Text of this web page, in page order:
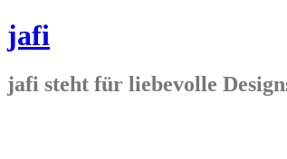
jafi
jafi steht für liebevolle